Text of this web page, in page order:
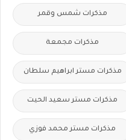
مذكرات شمس وقمر
مذكرات مجمعة
مذكرات مستر ابراهيم سلطان
مذكرات مستر سعيد الحيت
مذكرات مستر محمد فوزي